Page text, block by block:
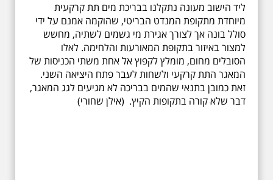
ליד הישוב מעונה נתקלנו בבריכת מים תת קרקעית
מיוחדת מתקופת המנדט הבריטי, שהוקמה אמנם על ידי
סולל בונה אך לצורך אגירת מי גשמים לשתיה, מחשש
למצור באיזור בתקופת המאורעות והלחימה. לאלו
הסובלים מחום, מומלץ לקפוץ אל אחת משתי הכניסות של
המאגר התת קרקעי ולשחות לעבר פתח היציאה השני.
זאת כמובן בתנאי שהמים בבריכה לא מגיעים לגג המאגר,
דבר שלא קורה בתקופות הקיץ. (אילן שחורי)